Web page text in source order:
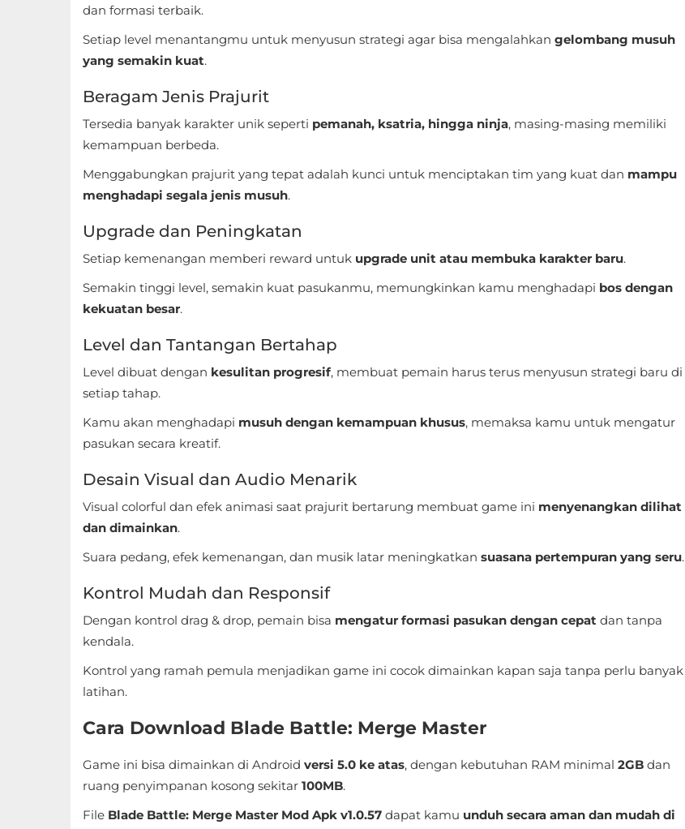
Reference
Communication
Entertainment
dan formasi terbaik.
Setiap level menantangmu untuk menyusun strategi agar bisa mengalahkan gelombang musuh
yang semakin kuat.
Beragam Jenis Prajurit
Tersedia banyak karakter unik seperti pemanah, ksatria, hingga ninja, masing-masing memiliki
kemampuan berbeda.
Menggabungkan prajurit yang tepat adalah kunci untuk menciptakan tim yang kuat dan mampu
menghadapi segala jenis musuh.
Upgrade dan Peningkatan
Setiap kemenangan memberi reward untuk upgrade unit atau membuka karakter baru.
Semakin tinggi level, semakin kuat pasukanmu, memungkinkan kamu menghadapi bos dengan
kekuatan besar.
Level dan Tantangan Bertahap
Level dibuat dengan kesulitan progresif, membuat pemain harus terus menyusun strategi baru di
setiap tahap.
Kamu akan menghadapi musuh dengan kemampuan khusus, memaksa kamu untuk mengatur
pasukan secara kreatif.
Desain Visual dan Audio Menarik
Visual colorful dan efek animasi saat prajurit bertarung membuat game ini menyenangkan dilihat
dan dimainkan.
Suara pedang, efek kemenangan, dan musik latar meningkatkan suasana pertempuran yang seru.
Kontrol Mudah dan Responsif
Dengan kontrol drag & drop, pemain bisa mengatur formasi pasukan dengan cepat dan tanpa
kendala.
Kontrol yang ramah pemula menjadikan game ini cocok dimainkan kapan saja tanpa perlu banyak
latihan.
Cara Download Blade Battle: Merge Master
Game ini bisa dimainkan di Android versi 5.0 ke atas, dengan kebutuhan RAM minimal 2GB dan
ruang penyimpanan kosong sekitar 100MB.
File Blade Battle: Merge Master Mod Apk v1.0.57 dapat kamu unduh secara aman dan mudah di